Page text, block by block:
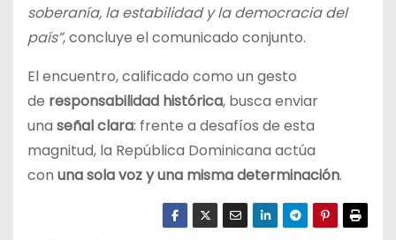
soberanía, la estabilidad y la democracia del
país”, concluye el comunicado conjunto.
El encuentro, calificado como un gesto
de responsabilidad histórica, busca enviar
una señal clara: frente a desafíos de esta
magnitud, la República Dominicana actúa
con una sola voz y una misma determinación.